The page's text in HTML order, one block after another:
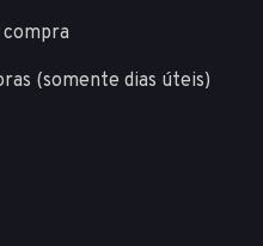
compra
(somente dias úteis)